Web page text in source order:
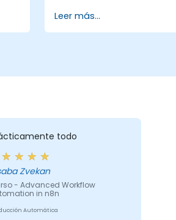
scripts de unión frágiles
trabajo n8n
Leer más...
todo
Zvekan
- Advanced Workflow
in n8n
Automática